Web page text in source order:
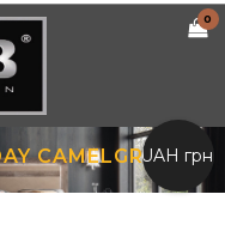
0
CAMELGROUP
UAH грн.